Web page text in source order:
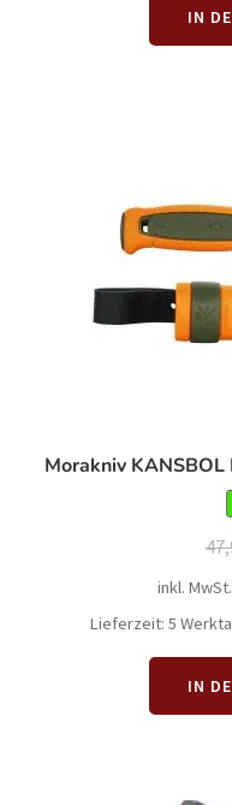
IN
Morakniv
inkl. MwSt.
Lieferzeit: 5
IN